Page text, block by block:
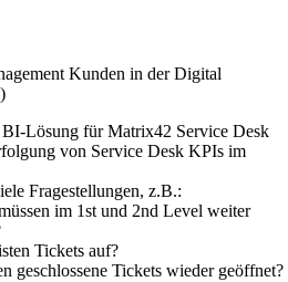
Kunden in der Digital
Lösung für Matrix42 Service Desk
von Service Desk KPIs im
Fragestellungen, z.B.:
im 1st und 2nd Level weiter
Tickets auf?
geschlossene Tickets wieder geöffnet?